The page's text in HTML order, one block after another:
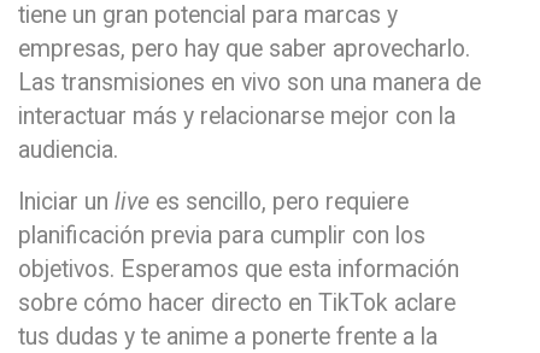
tiene un gran potencial para marcas y
empresas, pero hay que saber aprovecharlo.
Las transmisiones en vivo son una manera de
interactuar más y relacionarse mejor con la
audiencia.
Iniciar un live es sencillo, pero requiere
planificación previa para cumplir con los
objetivos. Esperamos que esta información
sobre cómo hacer directo en TikTok aclare
tus dudas y te anime a ponerte frente a la